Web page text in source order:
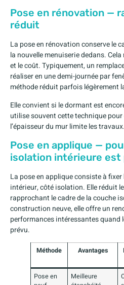
Pose en rénovation —
réduit
La pose en rénovation conserve le
la nouvelle menuiserie dedans.
et le coût. Typiquement, un
réaliser en une demi-journée par
méthode réduit parfois légèrement
Elle convient si le dormant est
utilise souvent cette technique
l’épaisseur du mur limite les travaux.
Pose en applique —
isolation intérieure est
La pose en applique consiste à
intérieur, côté isolation. Elle réduit
rapprochant le cadre de la couche
construction neuve, elle offre un
performances intéressantes quand
prévu.
Méthode Avantages
Pose en
Meilleure